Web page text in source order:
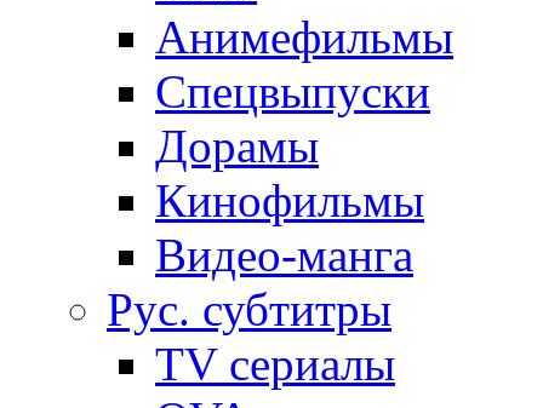
Анимефильмы
Спецвыпуски
Дорамы
Кинофильмы
Видео-манга
Рус. субтитры
TV сериалы